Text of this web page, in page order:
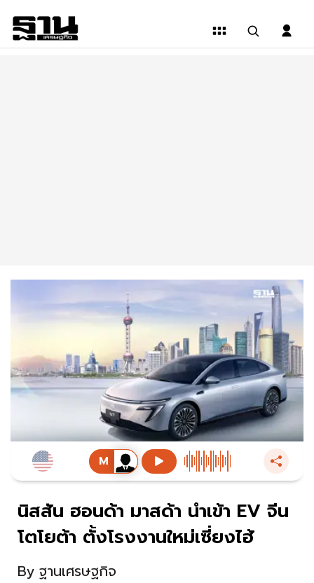
นิสสัน ฮอนด้า มาสด้า นำเข้า EV จีน
โตโยต้า ตั้งโรงงานใหม่เซี่ยงไฮ้
By ฐานเศรษฐกิจ